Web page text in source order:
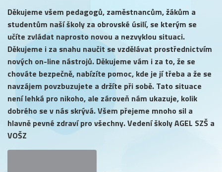
Děkujeme všem pedagogů, zaměstnancům, žákům a
studentům naší školy za obrovské úsilí, se kterým se
učíte zvládat naprosto novou a nezvyklou situaci.
Děkujeme i za snahu naučit se vzdělávat prostřednictvím
nových on-line nástrojů. Děkujeme vám i za to, že se
chováte bezpečně, nabízíte pomoc, kde je jí třeba a že se
navzájem povzbuzujete a držíte při sobě. Tato situace
není lehká pro nikoho, ale zároveň nám ukazuje, kolik
dobrého se v nás skrývá. Všem přejeme mnoho sil a
hlavně pevné zdraví pro všechny. Vedení školy AGEL SZŠ a
VOŠZ